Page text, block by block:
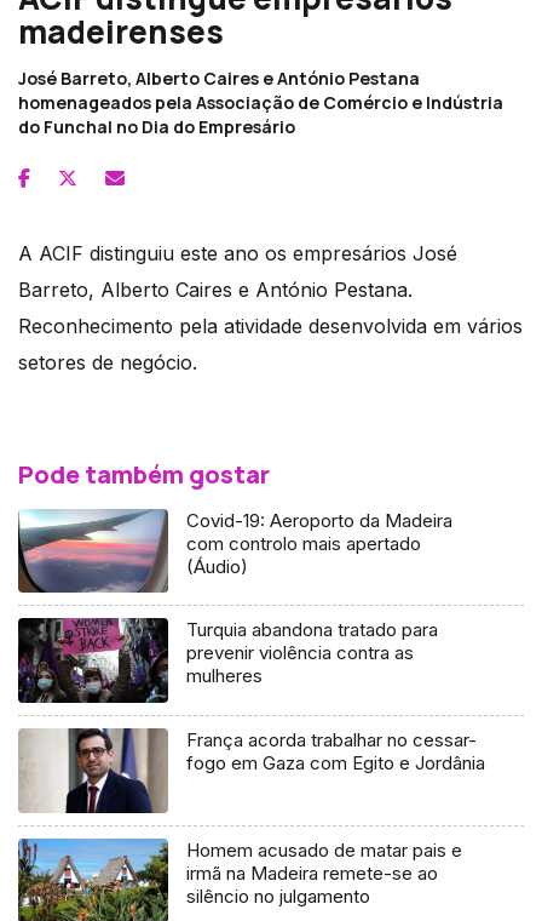
madeirenses
José Barreto, Alberto Caires e António Pestana
homenageados pela Associação de Comércio e Indústria
do Funchal no Dia do Empresário
A ACIF distinguiu este ano os empresários José
Barreto, Alberto Caires e António Pestana.
Reconhecimento pela atividade desenvolvida em vários
setores de negócio.
Pode também gostar
Covid-19: Aeroporto da Madeira
com controlo mais apertado
(Áudio)
Turquia abandona tratado para
prevenir violência contra as
mulheres
França acorda trabalhar no cessar-
fogo em Gaza com Egito e Jordânia
Homem acusado de matar pais e
irmã na Madeira remete-se ao
silêncio no julgamento